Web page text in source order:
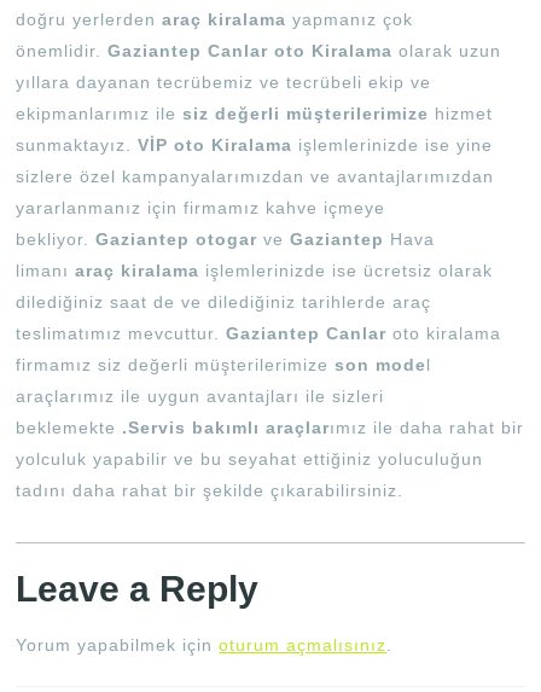
doğru yerlerdenaraç kiralama yapmanız çok
önemlidir.Gaziantep Canlar oto Kiralama olarak uzun
yıllara dayanan tecrübemiz ve tecrübeli ekip ve
ekipmanlarımız ilesiz değerli müşterilerimize hizmet
sunmaktayız.VİP oto Kiralama işlemlerinizde ise yine
sizlere özel kampanyalarımızdan ve avantajlarımızdan
yararlanmanız için firmamız kahve içmeye
bekliyor.Gaziantep otogar veGaziantep Hava
limanıaraç kiralama işlemlerinizde ise ücretsiz olarak
dilediğiniz saat de ve dilediğiniz tarihlerde araç
teslimatımız mevcuttur.Gaziantep Canlar oto kiralama
firmamız siz değerli müşterilerimizeson model
araçlarımız ile uygun avantajları ile sizleri
beklemekte .Servis bakımlı araçlarımız ile daha rahat bir
yolculuk yapabilir ve bu seyahat ettiğiniz yoluculuğun
tadını daha rahat bir şekilde çıkarabilirsiniz.
Leave a Reply
Yorum yapabilmek içinoturum açmalısınız.